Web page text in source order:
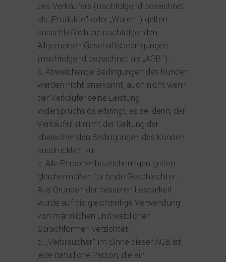
des Verkäufers (nachfolgend bezeichnet
als „Produkte“ oder „Waren“) gelten
ausschließlich die nachfolgenden
Allgemeinen Geschäftsbedingungen
(nachfolgend bezeichnet als „AGB“).
Abweichende Bedingungen des Kunden
werden nicht anerkannt, auch nicht wenn
der Verkäufer seine Leistung
widerspruchslos erbringt, es sei denn, der
Verkäufer stimmt der Geltung der
abweichenden Bedingungen des Kunden
ausdrücklich zu.
Alle Personenbezeichnungen gelten
gleichermaßen für beide Geschlechter.
Aus Gründen der besseren Lesbarkeit
wurde auf die gleichzeitige Verwendung
von männlichen und weiblichen
Sprachformen verzichtet.
„Verbraucher“ im Sinne dieser AGB ist
jede natürliche Person, die ein